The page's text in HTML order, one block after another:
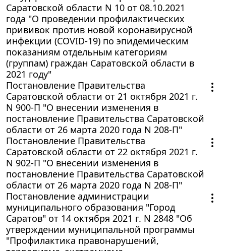
Саратовской области N 10 от 08.10.2021
года "О проведении профилактических
прививок против новой коронавирусной
инфекции (COVID-19) по эпидемическим
показаниям отдельным категориям
(группам) граждан Саратовской области в
2021 году"
Постановление Правительства
Саратовской области от 21 октября 2021 г.
N 900-П "О внесении изменения в
постановление Правительства Саратовской
области от 26 марта 2020 года N 208-П"
Постановление Правительства
Саратовской области от 22 октября 2021 г.
N 902-П "О внесении изменения в
постановление Правительства Саратовской
области от 26 марта 2020 года N 208-П"
Постановление администрации
муниципального образования "Город
Саратов" от 14 октября 2021 г. N 2848 "Об
утверждении муниципальной программы
"Профилактика правонарушений,